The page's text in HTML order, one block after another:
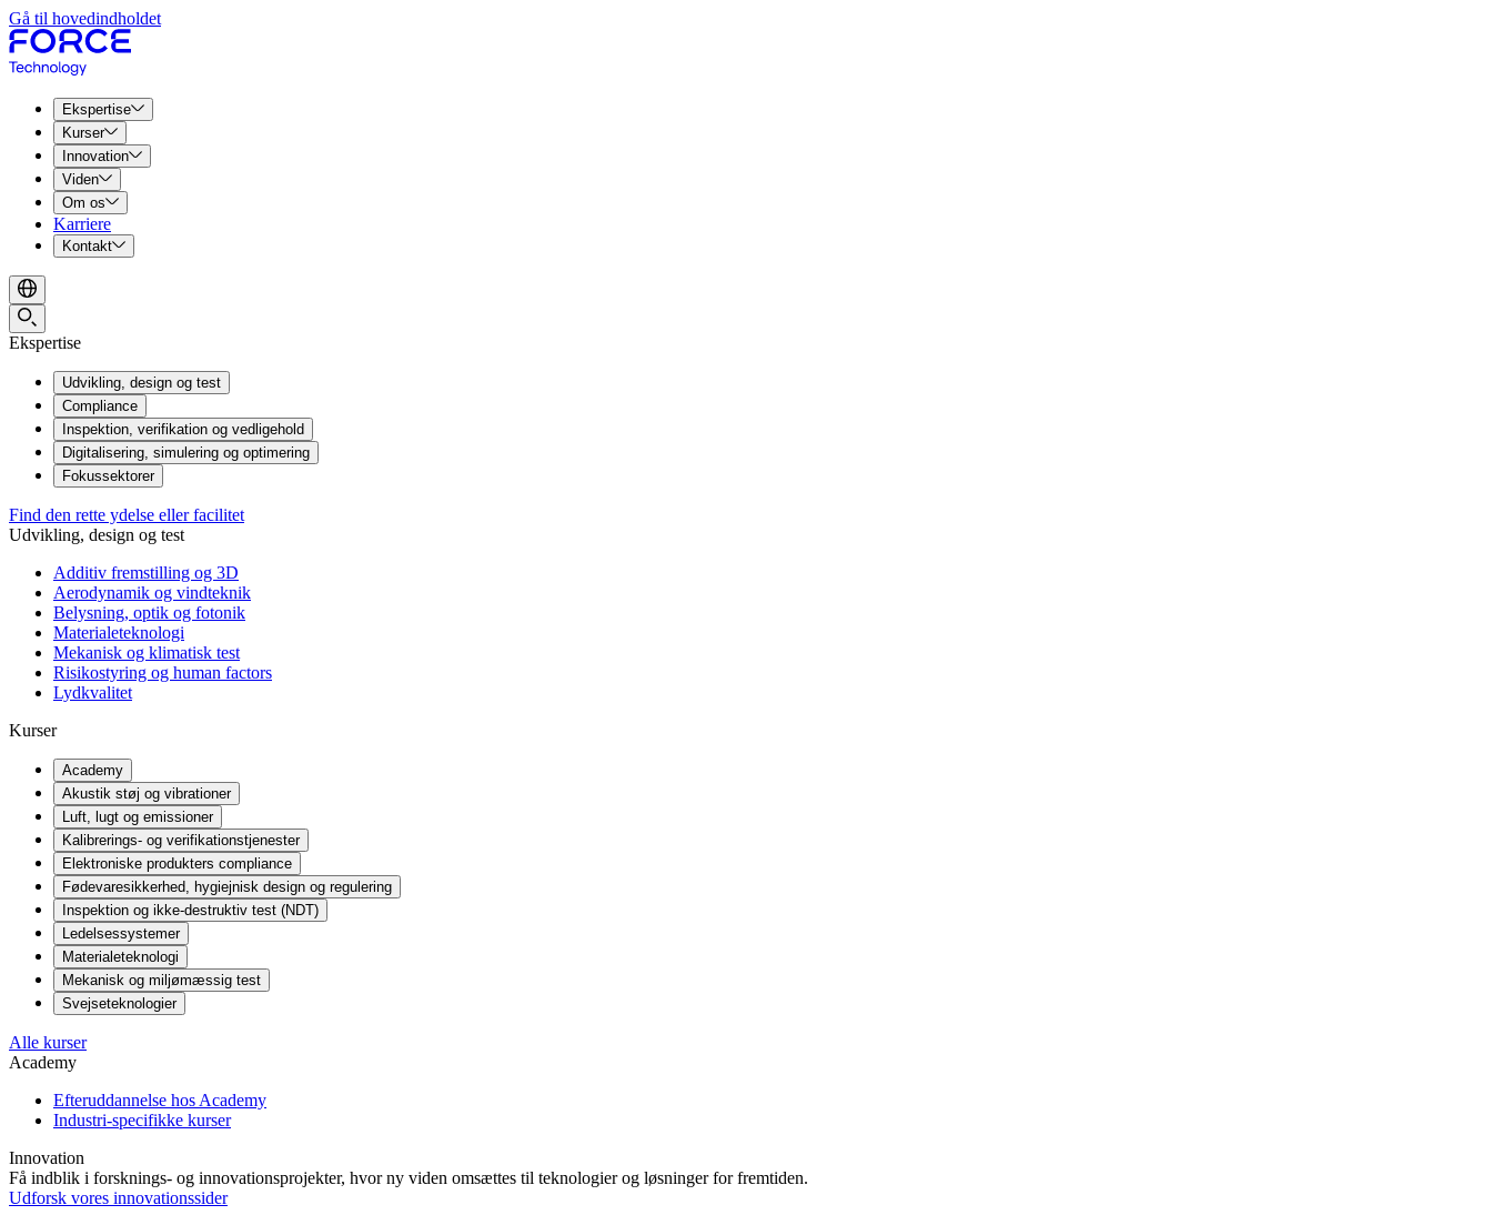
Gå til hovedindholdet
Ekspertise
Kurser
Innovation
Viden
Om os
Karriere
Kontakt
Ekspertise
Udvikling, design og test
Compliance
Inspektion, verifikation og vedligehold
Digitalisering, simulering og optimering
Fokussektorer
Find den rette ydelse eller facilitet
Udvikling, design og test
Additiv fremstilling og 3D
Aerodynamik og vindteknik
Belysning, optik og fotonik
Materialeteknologi
Mekanisk og klimatisk test
Risikostyring og human factors
Lydkvalitet
Kurser
Academy
Akustik støj og vibrationer
Luft, lugt og emissioner
Kalibrerings- og verifikationstjenester
Elektroniske produkters compliance
Fødevaresikkerhed, hygiejnisk design og regulering
Inspektion og ikke-destruktiv test (NDT)
Ledelsessystemer
Materialeteknologi
Mekanisk og miljømæssig test
Svejseteknologier
Alle kurser
Academy
Efteruddannelse hos Academy
Industri-specifikke kurser
Innovation
Få indblik i forsknings- og innovationsprojekter, hvor ny viden omsættes til teknologier og løsninger for fremtiden.
Udforsk vores innovationssider